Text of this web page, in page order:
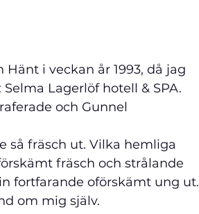
fenomen?
i veckan år 1993, då jag
Selma Lagerlöf hotell & SPA.
och Gunnel
skrev bl.a.:
så fräsch ut. Vilka hemliga
fräsch och strålande
fortfarande oförskämt ung ut.
om mig själv.